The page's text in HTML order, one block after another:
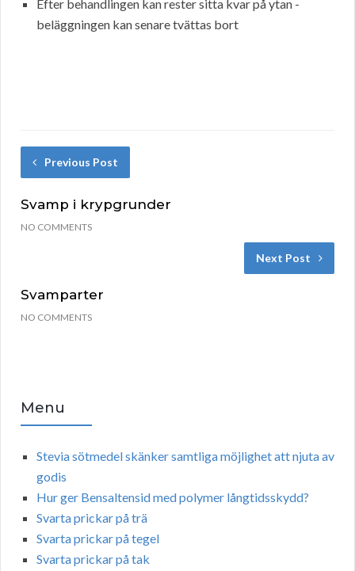
Efter behandlingen kan rester sitta kvar på ytan -
beläggningen kan senare tvättas bort
Previous Post
Svamp i krypgrunder
NO COMMENTS
Next Post
Svamparter
NO COMMENTS
Menu
Stevia sötmedel skänker samtliga möjlighet att njuta av
godis
Hur ger Bensaltensid med polymer långtidsskydd?
Svarta prickar på trä
Svarta prickar på tegel
Svarta prickar på tak